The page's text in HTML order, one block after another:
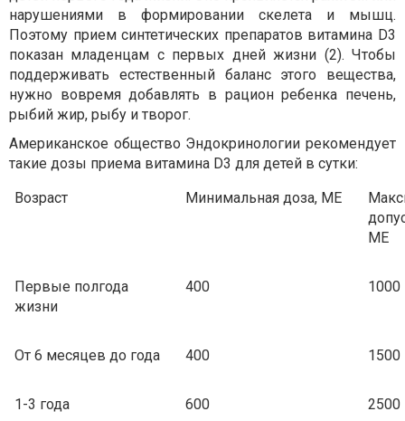
нарушениями в формировании скелета и мышц.
Поэтому прием синтетических препаратов витамина D3
показан младенцам с первых дней жизни (2). Чтобы
поддерживать естественный баланс этого вещества,
нужно вовремя добавлять в рацион ребенка печень,
рыбий жир, рыбу и творог.
Американское общество Эндокринологии рекомендует
такие дозы приема витамина D3 для детей в сутки:
Возраст
Минимальная доза, МЕ
МЕ
Первые полгода
жизни
400 1000
От 6 месяцев до года 400 1500
1-3 года 600 2500